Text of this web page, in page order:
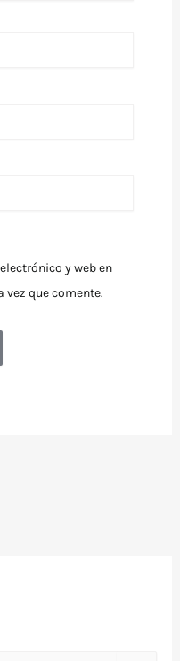
y web en
vez que comente.